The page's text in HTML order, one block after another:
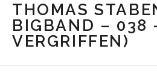
THOMAS
BIGBAND – 038
VERGRIFFEN)